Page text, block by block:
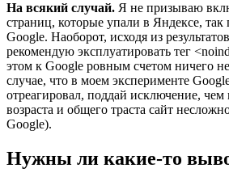
На всякий случай. Я не призываю
страниц, которые упали в Яндексе, так
Google. Наоборот, исходя из
рекомендую эксплуатировать тег
этом к Google ровным счетом ничего
случае, что в моем эксперименте
отреагировал, поддай исключение, чем
возраста и общего траста сайт
Google).
Нужны ли какие-то